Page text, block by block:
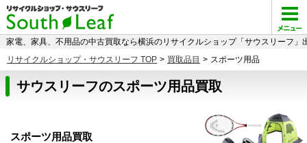
家電、家具、不用品の中古買取なら横浜のリサイクルショップ「サウスリーフ」
リサイクルショップ・サウスリーフ TOP > 買取品目 > スポーツ用品
サウスリーフのスポーツ用品買取
スポーツ用品買取